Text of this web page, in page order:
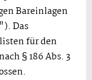
Bareinlagen
Das
für den
§ 186 Abs. 3